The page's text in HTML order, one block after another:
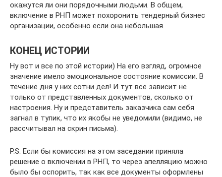
окажутся ли они порядочными людьми. В общем,
включение в РНП может похоронить тендерный бизнес
организации, особенно если она небольшая.
КОНЕЦ ИСТОРИИ
Ну вот и все по этой истории) На его взгляд, огромное
значение имело эмоциональное состояние комиссии. В
течение дня у них сотни дел! И тут все зависит не
только от представленных документов, сколько от
настроения. Ну и представитель заказчика сам себя
загнал в тупик, что их якобы не уведомили (видимо, не
рассчитывал на скрин письма).
P.S. Если бы комиссия на этом заседании приняла
решение о включении в РНП, то через апелляцию можно
было бы оспорить, так как все документы оформлены